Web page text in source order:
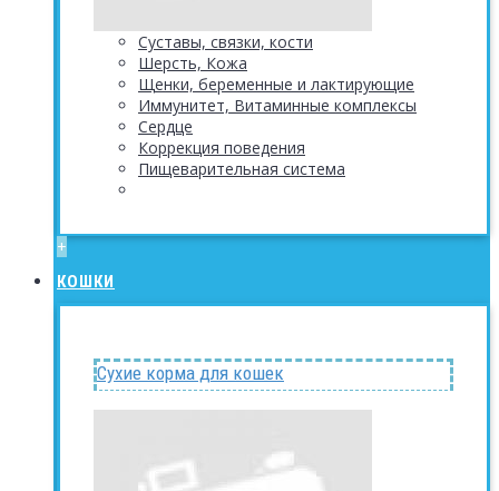
Суставы, связки, кости
Шерсть, Кожа
Щенки, беременные и лактирующие
Иммунитет, Витаминные комплексы
Сердце
Коррекция поведения
Пищеварительная система
+
КОШКИ
Сухие корма для кошек